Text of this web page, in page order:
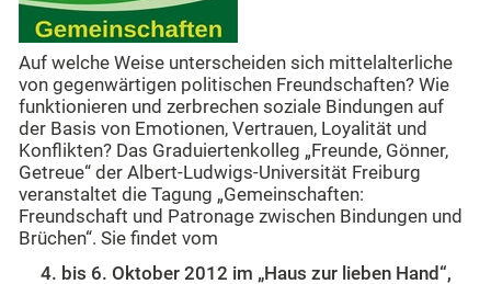
Auf welche Weise unterscheiden sich mittelalterliche
von gegenwärtigen politischen Freundschaften? Wie
funktionieren und zerbrechen soziale Bindungen auf
der Basis von Emotionen, Vertrauen, Loyalität und
Konflikten? Das Graduiertenkolleg „Freunde, Gönner,
Getreue“ der Albert-Ludwigs-Universität Freiburg
veranstaltet die Tagung „Gemeinschaften:
Freundschaft und Patronage zwischen Bindungen und
Brüchen“. Sie findet vom
4. bis 6. Oktober 2012 im „Haus zur lieben Hand“,